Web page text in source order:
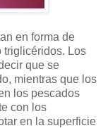
en forma de
triglicéridos. Los
que se
mientras que los
los pescados
con los
en la superficie